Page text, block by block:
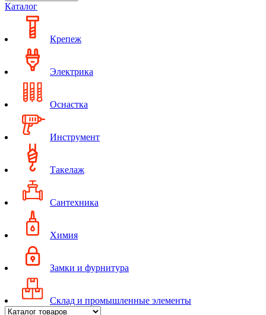
Каталог
Крепеж
Электрика
Оснастка
Инструмент
Такелаж
Сантехника
Химия
Замки и фурнитура
Склад и промышленные элементы